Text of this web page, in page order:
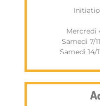
Mercredi
Samedi 7/
Samedi 14/